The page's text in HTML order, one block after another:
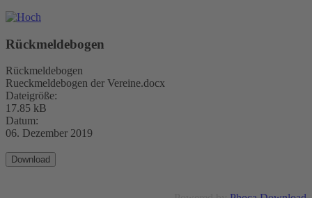
Rückmeldebogen
Rückmeldebogen
Rueckmeldebogen der Vereine.docx
Dateigröße:
17.85 kB
Datum:
06. Dezember 2019